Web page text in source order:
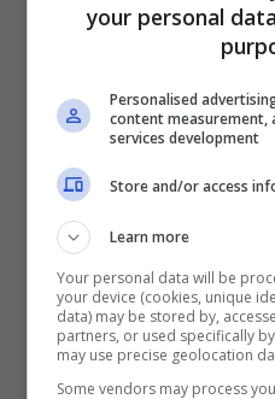
Murat. Oggi il Palazzo
Sofitel è un hotel di
“viaggio nel tempo.
Drink Pink potrà essere
Facebook, Twitter ed
immagini, parole e
Ecco un breve abstract
ad oggi, con i loro
your personal
Personalised
content measurement,
services development
Store and/or access
Learn more
Your personal data will be
your device (cookies, unique
data) may be stored by,
partners, or used specifically
may use precise geolocation
Some vendors may process